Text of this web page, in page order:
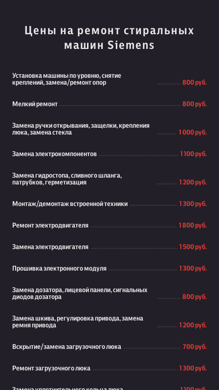
Цены на ремонт стиральных
машин Siemens
Установка машины по уровню, снятие
креплений, замена/ремонт опор
800 руб.
Мелкий ремонт 800 руб.
Замена ручки открывания, защелки, крепления
люка, замена стекла
1 000 руб.
Замена электрокомпонентов 1 100 руб.
Замена гидростопа, сливного шланга,
патрубков, герметизация
1 200 руб.
Монтаж/демонтаж встроенной техники 1 300 руб.
Ремонт электродвигателя 1 800 руб.
Замена электродвигателя 1 500 руб.
Прошивка электронного модуля 1 300 руб.
Замена дозатора, лицевой панели, сигнальных
диодов дозатора
800 руб.
Замена шкива, регулировка привода, замена
ремня привода
1 200 руб.
Вскрытие/замена загрузочного люка 700 руб.
Ремонт загрузочного люка 1 300 руб.